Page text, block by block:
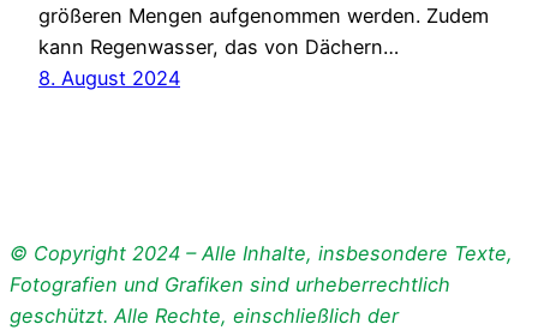
größeren Mengen aufgenommen werden. Zudem
kann Regenwasser, das von Dächern…
8. August 2024
© Copyright 2024 – Alle Inhalte, insbesondere Texte,
Fotografien und Grafiken sind urheberrechtlich
geschützt. Alle Rechte, einschließlich der